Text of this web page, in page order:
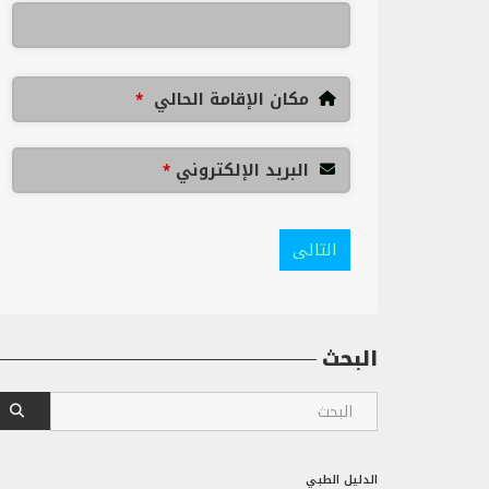
مكان الإقامة الحالي *
البريد الإلكتروني *
التالى
البحث
الدليل الطبي